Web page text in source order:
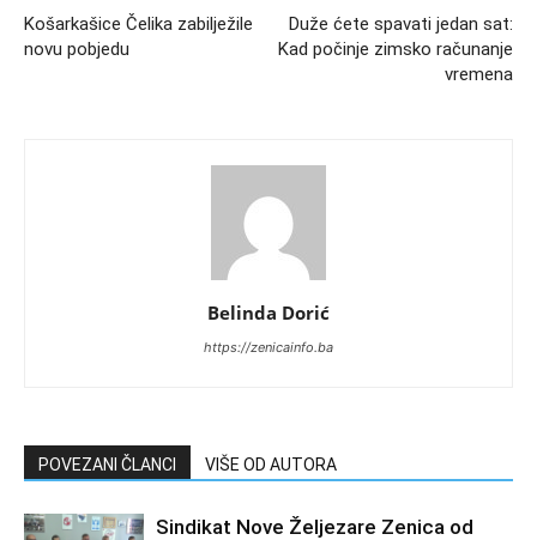
Košarkašice Čelika zabilježile
novu pobjedu
Duže ćete spavati jedan sat:
Kad počinje zimsko računanje
vremena
Belinda Dorić
https://zenicainfo.ba
POVEZANI ČLANCI VIŠE OD AUTORA
Sindikat Nove Željezare Zenica od